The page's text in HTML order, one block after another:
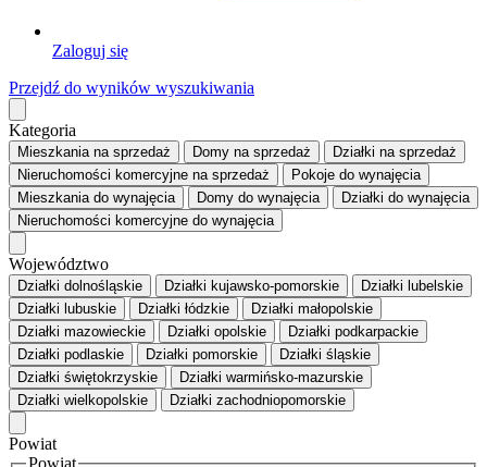
Zaloguj się
Przejdź do wyników wyszukiwania
Kategoria
Mieszkaniana sprzedaż Domy na sprzedaż Działki na sprzedaż
Nieruchomości komercyjne na sprzedaż Pokoje do wynajęcia
Mieszkaniado wynajęcia Domy do wynajęcia Działki do wynajęcia
Nieruchomości komercyjne do wynajęcia
Województwo
Działki dolnośląskie Działki kujawsko-pomorskie
Działki lubelskie
Działki lubuskie
Działki łódzkie
Działki małopolskie
Działki mazowieckie
Działki opolskie
Działki podkarpackie
Działki podlaskie
Działki pomorskie
Działki śląskie
Działki świętokrzyskie
Działki warmińsko-mazurskie
Działki wielkopolskie
Działki zachodniopomorskie
Powiat